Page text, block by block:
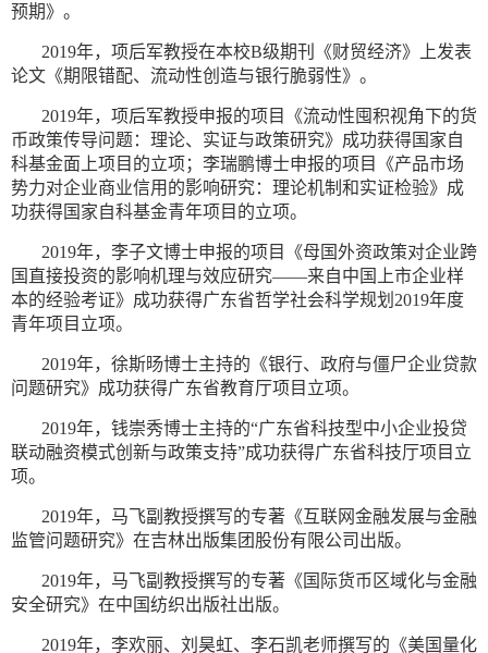
预期》。
2019年，项后军教授在本校B级期刊《财贸经济》上发表
论文《期限错配、流动性创造与银行脆弱性》。
2019年，项后军教授申报的项目《流动性囤积视角下的货
币政策传导问题：理论、实证与政策研究》成功获得国家自
科基金面上项目的立项；李瑞鹏博士申报的项目《产品市场
势力对企业商业信用的影响研究：理论机制和实证检验》成
功获得国家自科基金青年项目的立项。
2019年，李子文博士申报的项目《母国外资政策对企业跨
国直接投资的影响机理与效应研究——来自中国上市企业样
本的经验考证》成功获得广东省哲学社会科学规划2019年度
青年项目立项。
2019年，徐斯旸博士主持的《银行、政府与僵尸企业贷款
问题研究》成功获得广东省教育厅项目立项。
2019年，钱崇秀博士主持的“广东省科技型中小企业投贷
联动融资模式创新与政策支持”成功获得广东省科技厅项目立
项。
2019年，马飞副教授撰写的专著《互联网金融发展与金融
监管问题研究》在吉林出版集团股份有限公司出版。
2019年，马飞副教授撰写的专著《国际货币区域化与金融
安全研究》在中国纺织出版社出版。
2019年，李欢丽、刘昊虹、李石凯老师撰写的《美国量化